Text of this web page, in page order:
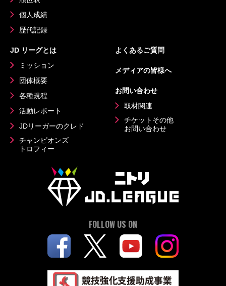
個人成績
歴代記録
JD リーグとは
ミッション
団体概要
各種規程
活動レポート
JDリーガーのクレド
チャンピオンズ
トロフィー
よくあるご質問
メディアの皆様へ
お問い合わせ
取材関連
チケットその他
お問い合わせ
FOLLOW US ON